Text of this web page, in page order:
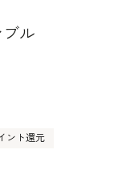
ル
ント還元